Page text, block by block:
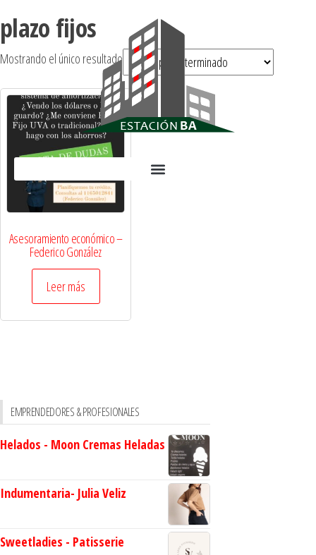
plazo fijos
Mostrando el único resultado
Asesoramiento económico –
Federico González
Leer más
EMPRENDEDORES & PROFESIONALES
Helados - Moon Cremas Heladas
Indumentaria- Julia Veliz
Sweetladies - Patisserie